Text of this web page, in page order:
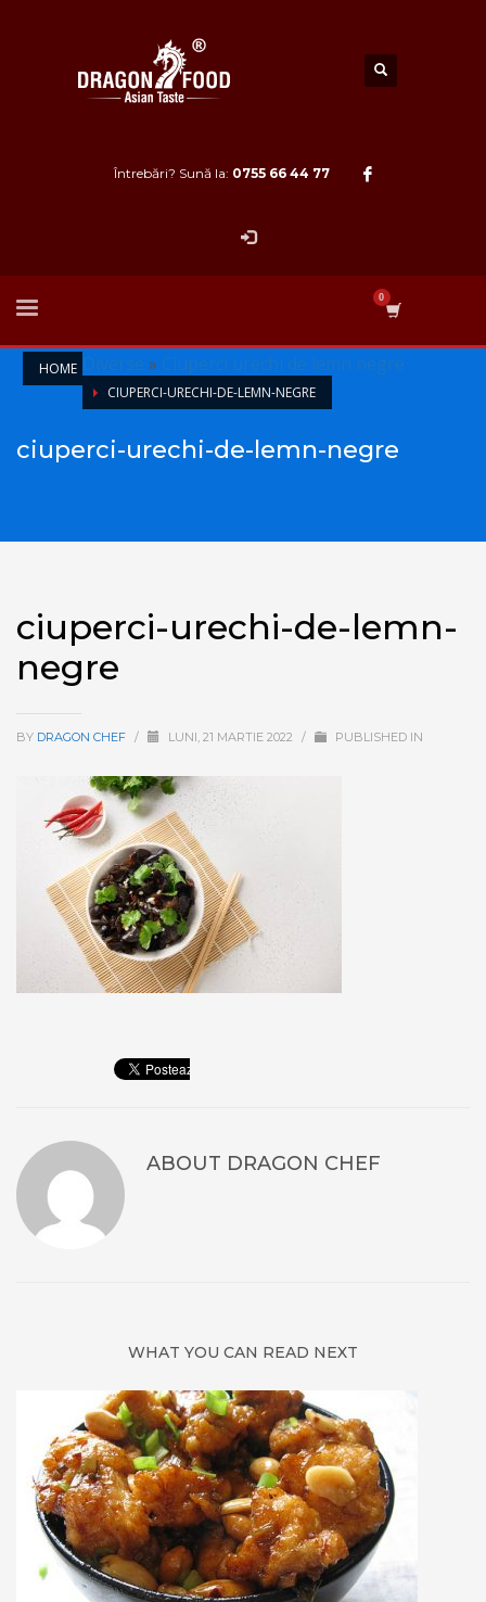
Întrebări? Sună la: 0755 66 44 77
HOME Diverse » Ciuperci urechi de lemn negre
CIUPERCI-URECHI-DE-LEMN-NEGRE
ciuperci-urechi-de-lemn-negre
ciuperci-urechi-de-lemn-
negre
BY DRAGON CHEF / LUNI, 21 MARTIE 2022 / PUBLISHED IN
ABOUT DRAGON CHEF
WHAT YOU CAN READ NEXT